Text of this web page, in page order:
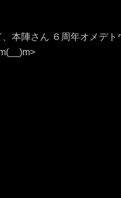
本陣さん ６周年オメデ